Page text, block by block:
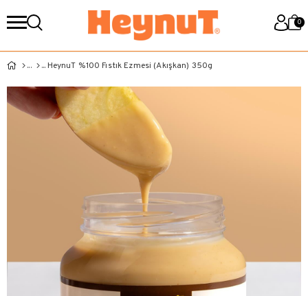
0
HeynuT %100 Fıstık Ezmesi (Akışkan) 350g